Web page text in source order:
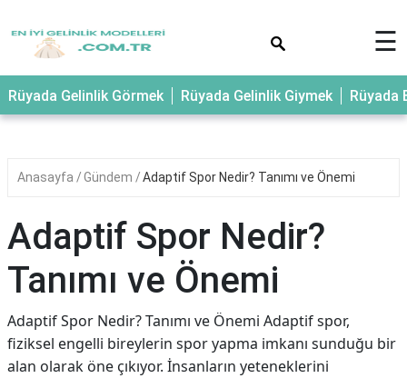
☰
Rüyada Gelinlik Görmek Rüyada Gelinlik Giymek Rüyada
Anasayfa Gündem Adaptif Spor Nedir? Tanımı ve Önemi
Adaptif Spor Nedir?
Tanımı ve Önemi
Adaptif Spor Nedir? Tanımı ve Önemi Adaptif spor,
fiziksel engelli bireylerin spor yapma imkanı sunduğu bir
alan olarak öne çıkıyor. İnsanların yeteneklerini